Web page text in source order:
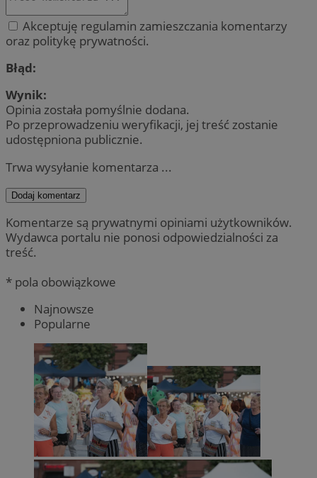
Akceptuję regulamin zamieszczania komentarzy
oraz politykę prywatności.
Błąd:
Wynik:
Opinia została pomyślnie dodana.
Po przeprowadzeniu weryfikacji, jej treść zostanie
udostępniona publicznie.
Trwa wysyłanie komentarza ...
Dodaj komentarz
Komentarze są prywatnymi opiniami użytkowników.
Wydawca portalu nie ponosi odpowiedzialności za
treść.
* pola obowiązkowe
Najnowsze
Popularne